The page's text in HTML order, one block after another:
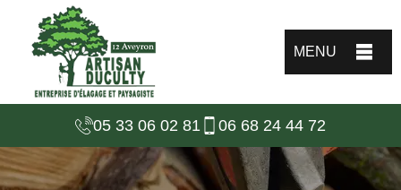
MENU
05 33 06 02 81 06 68 24 44 72